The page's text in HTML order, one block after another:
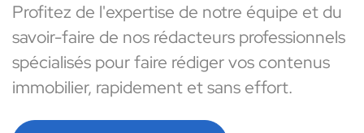
Profitez de l'expertise de notre équipe et du
savoir-faire de nos rédacteurs professionnels
spécialisés pour faire rédiger vos contenus
immobilier, rapidement et sans effort.